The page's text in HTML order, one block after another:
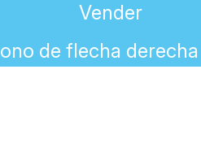
Vender